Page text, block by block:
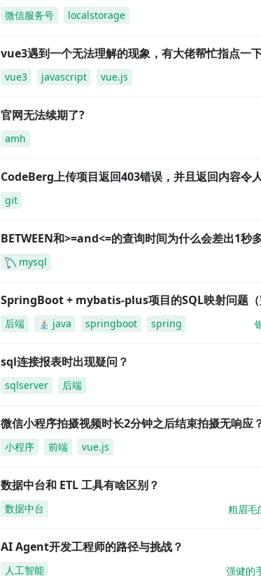
微信服务号 localstorage
vue3遇到一个无法理解的现象，有大佬帮忙指点一
vue3 javascript vue.js
官网无法续期了?
amh
CodeBerg上传项目返回403错误，并且返回内容令
git
BETWEEN和>=and<=的查询时间为什么会差出1秒
mysql
SpringBoot + mybatis-plus项目的SQL映射问题（
后端 java springboot spring
sql连接报表时出现疑问？
sqlserver 后端
微信小程序拍摄视频时长2分钟之后结束拍摄无响应
小程序 前端 vue.js
数据中台和 ETL 工具有啥区别？
数据中台 粗眉毛
AI Agent开发工程师的路径与挑战？
人工智能 强健的